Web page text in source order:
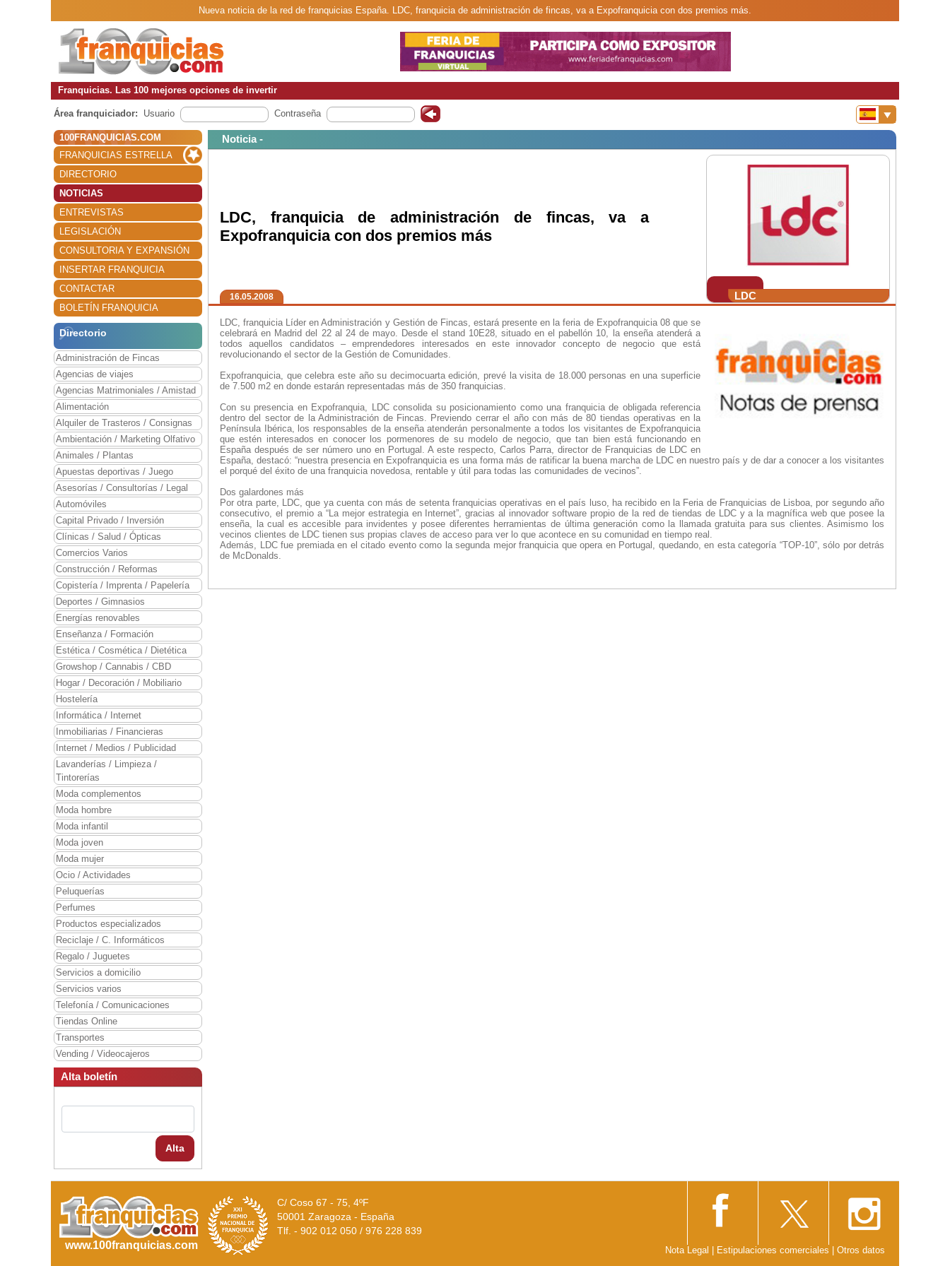
Nueva noticia de la red de franquicias España. LDC, franquicia de administración de fincas, va a Expofranquicia con dos premios más.
Franquicias. Las 100 mejores opciones de invertir
Área franquiciador: Usuario Contraseña
100FRANQUICIAS.COM
FRANQUICIAS ESTRELLA
DIRECTORIO
NOTICIAS
ENTREVISTAS
LEGISLACIÓN
CONSULTORIA Y EXPANSIÓN
INSERTAR FRANQUICIA
CONTACTAR
BOLETÍN FRANQUICIA
Directorio
Administración de Fincas
Agencias de viajes
Agencias Matrimoniales / Amistad
Alimentación
Alquiler de Trasteros / Consignas
Ambientación / Marketing Olfativo
Animales / Plantas
Apuestas deportivas / Juego
Asesorías / Consultorías / Legal
Automóviles
Capital Privado / Inversión
Clínicas / Salud / Ópticas
Comercios Varios
Construcción / Reformas
Copistería / Imprenta / Papelería
Deportes / Gimnasios
Energías renovables
Enseñanza / Formación
Estética / Cosmética / Dietética
Growshop / Cannabis / CBD
Hogar / Decoración / Mobiliario
Hostelería
Informática / Internet
Inmobiliarias / Financieras
Internet / Medios / Publicidad
Lavanderías / Limpieza /
Tintorerías
Moda complementos
Moda hombre
Moda infantil
Moda joven
Moda mujer
Ocio / Actividades
Peluquerías
Perfumes
Productos especializados
Reciclaje / C. Informáticos
Regalo / Juguetes
Servicios a domicilio
Servicios varios
Telefonía / Comunicaciones
Tiendas Online
Transportes
Vending / Videocajeros
Alta boletín
Alta
Noticia -
LDC
LDC, franquicia de administración de fincas, va a
Expofranquicia con dos premios más
16.05.2008
LDC, franquicia Líder en Administración y Gestión de Fincas, estará presente en la feria de Expofranquicia 08 que se
celebrará en Madrid del 22 al 24 de mayo. Desde el stand 10E28, situado en el pabellón 10, la enseña atenderá a
todos aquellos candidatos – emprendedores interesados en este innovador concepto de negocio que está
revolucionando el sector de la Gestión de Comunidades.
Expofranquicia, que celebra este año su decimocuarta edición, prevé la visita de 18.000 personas en una superficie
de 7.500 m2 en donde estarán representadas más de 350 franquicias.
Con su presencia en Expofranquia, LDC consolida su posicionamiento como una franquicia de obligada referencia
dentro del sector de la Administración de Fincas. Previendo cerrar el año con más de 80 tiendas operativas en la
Península Ibérica, los responsables de la enseña atenderán personalmente a todos los visitantes de Expofranquicia
que estén interesados en conocer los pormenores de su modelo de negocio, que tan bien está funcionando en
España después de ser número uno en Portugal. A este respecto, Carlos Parra, director de Franquicias de LDC en
España, destacó: “nuestra presencia en Expofranquicia es una forma más de ratificar la buena marcha de LDC en nuestro país y de dar a conocer a los visitantes
el porqué del éxito de una franquicia novedosa, rentable y útil para todas las comunidades de vecinos”.
Dos galardones más
Por otra parte, LDC, que ya cuenta con más de setenta franquicias operativas en el país luso, ha recibido en la Feria de Franquicias de Lisboa, por segundo año
consecutivo, el premio a “La mejor estrategia en Internet”, gracias al innovador software propio de la red de tiendas de LDC y a la magnífica web que posee la
enseña, la cual es accesible para invidentes y posee diferentes herramientas de última generación como la llamada gratuita para sus clientes. Asimismo los
vecinos clientes de LDC tienen sus propias claves de acceso para ver lo que acontece en su comunidad en tiempo real.
Además, LDC fue premiada en el citado evento como la segunda mejor franquicia que opera en Portugal, quedando, en esta categoría “TOP-10”, sólo por detrás
de McDonalds.
www.100franquicias.com
C/ Coso 67 - 75, 4ºF
50001 Zaragoza - España
Tlf. - 902 012 050 / 976 228 839
Nota Legal Estipulaciones comerciales Otros datos